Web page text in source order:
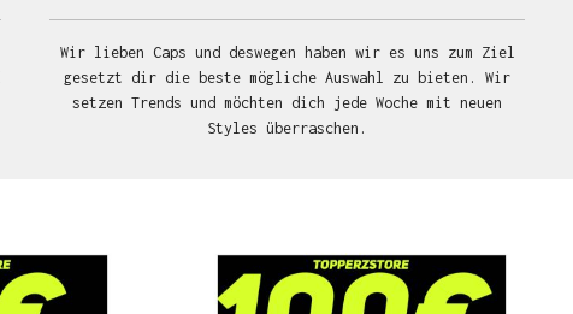
Wir lieben Caps und deswegen haben wir es uns zum Ziel
gesetzt dir die beste mögliche Auswahl zu bieten. Wir
setzen Trends und möchten dich jede Woche mit neuen
Styles überraschen.